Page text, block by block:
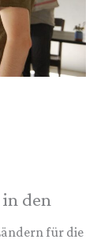
den
für die